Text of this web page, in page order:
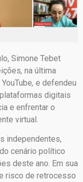
Simone Tebet
, na última
, e defendeu
digitais
e enfrentar o
virtual.
independentes,
cenário político
deste ano. Em sua
risco de retrocesso